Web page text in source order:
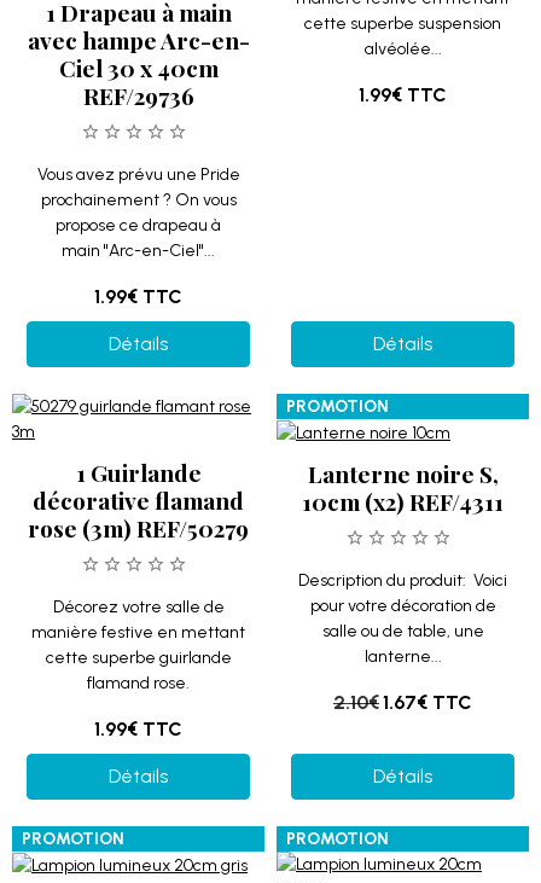
1 Drapeau à main
avec hampe Arc-en-
Ciel 30 x 40cm
REF/29736
Vous avez prévu une Pride
prochainement ? On vous
propose ce drapeau à
main "Arc-en-Ciel"...
1.99€ TTC
Détails
cette superbe suspension
alvéolée...
1.99€ TTC
Détails
1 Guirlande
décorative flamand
rose (3m) REF/50279
Décorez votre salle de
manière festive en mettant
cette superbe guirlande
flamand rose.
1.99€ TTC
Détails
PROMOTION
Lanterne noire S,
10cm (x2) REF/4311
Description du produit: Voici
pour votre décoration de
salle ou de table, une
lanterne...
2.10€1.67€ TTC
Détails
PROMOTION PROMOTION